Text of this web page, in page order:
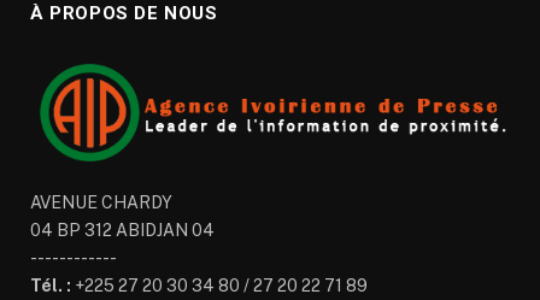
À PROPOS DE NOUS
AVENUE CHARDY
04 BP 312 ABIDJAN 04
------------
Tél. : +225 27 20 30 34 80 / 27 20 22 71 89